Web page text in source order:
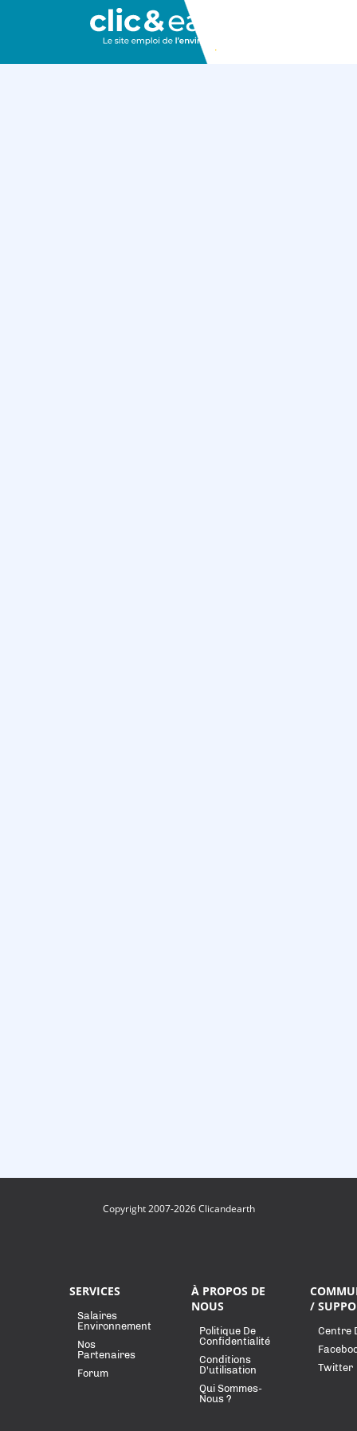
Copyright 2007-2026 Clicandearth
SERVICES
Salaires
Environnement
Nos
Partenaires
Forum
À PROPOS DE
NOUS
Politique De
Confidentialité
Conditions
D'utilisation
Qui Sommes-
Nous ?
/
Centre
Twitter